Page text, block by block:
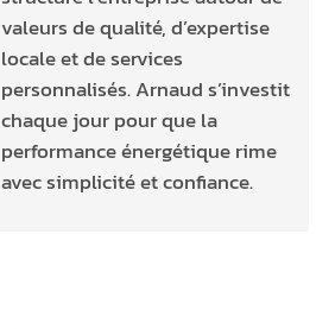
valeurs de qualité, d’expertise
locale et de services
personnalisés. Arnaud s’investit
chaque jour pour que la
performance énergétique rime
avec simplicité et confiance.